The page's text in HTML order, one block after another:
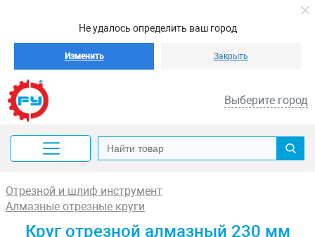
Не удалось определить ваш город
Изменить Закрыть
Выберите город
Отрезной и шлиф инструмент
Алмазные отрезные круги
Круг отрезной алмазный 230 мм